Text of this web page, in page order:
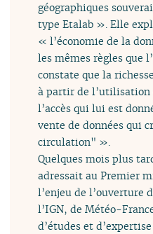
géographiques
type Etalab ». Elle
« l’économie de la
les mêmes règles que
constate que la
à partir de l’utilisation
l’accès qui lui est
vente de données qui
circulation" ».
Quelques mois plus
adressait au Premier
l’enjeu de l’ouverture
l’IGN, de Météo-
d’études et